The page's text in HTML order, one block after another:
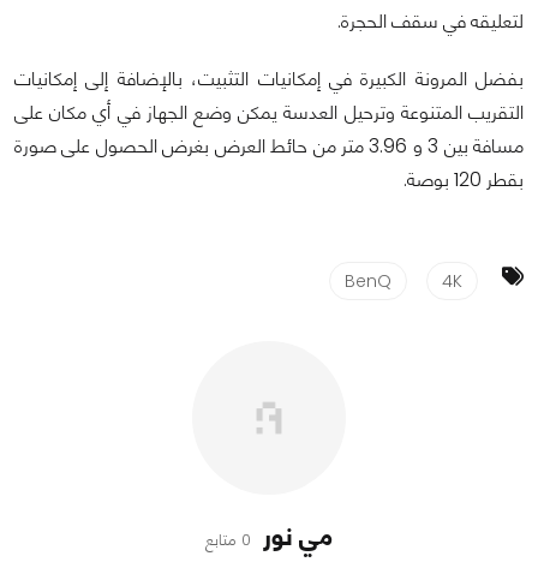
لتعليقه في سقف الحجرة.
بفضل المرونة الكبيرة في إمكانيات التثبيت، بالإضافة إلى إمكانيات
التقريب المتنوعة وترحيل العدسة يمكن وضع الجهاز في أي مكان على
مسافة بين 3 و 3.96 متر من حائط العرض بغرض الحصول على صورة
بقطر 120 بوصة.
4K
BenQ
مي نور 0 متابع